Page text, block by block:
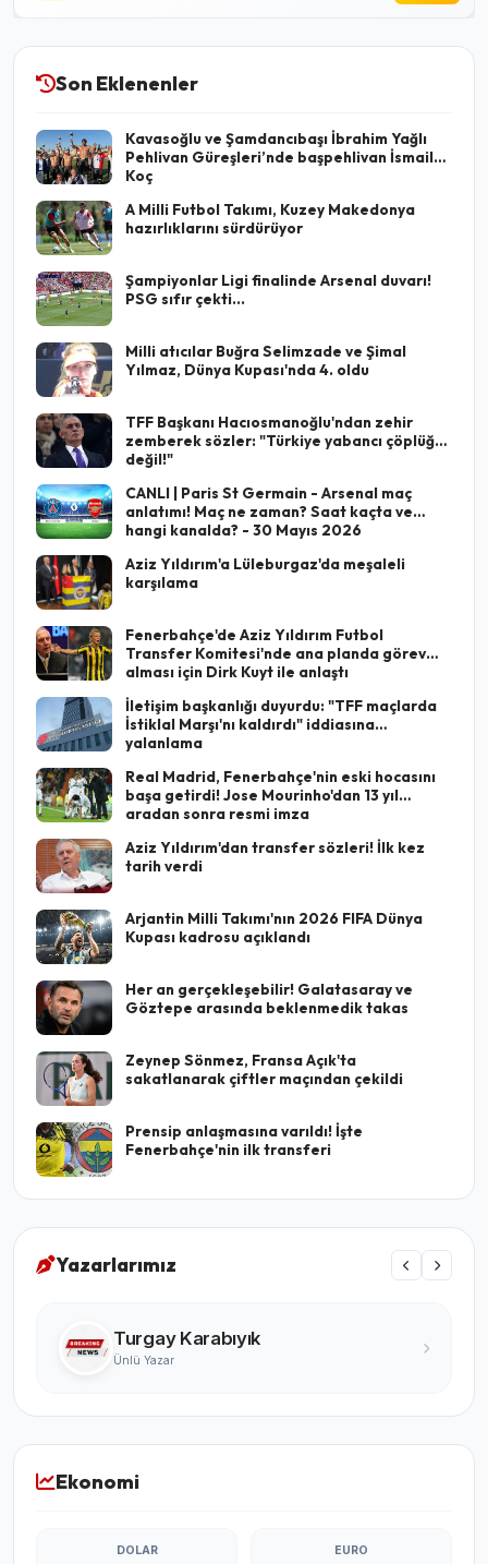
Son Eklenenler
Kavasoğlu ve Şamdancıbaşı İbrahim Yağlı
Pehlivan Güreşleri’nde başpehlivan İsmail
Koç
A Milli Futbol Takımı, Kuzey Makedonya
hazırlıklarını sürdürüyor
Şampiyonlar Ligi finalinde Arsenal duvarı!
PSG sıfır çekti...
Milli atıcılar Buğra Selimzade ve Şimal
Yılmaz, Dünya Kupası'nda 4. oldu
TFF Başkanı Hacıosmanoğlu'ndan zehir
zemberek sözler: "Türkiye yabancı çöplüğü
değil!"
CANLI | Paris St Germain - Arsenal maç
anlatımı! Maç ne zaman? Saat kaçta ve
hangi kanalda? - 30 Mayıs 2026
Aziz Yıldırım'a Lüleburgaz'da meşaleli
karşılama
Fenerbahçe'de Aziz Yıldırım Futbol
Transfer Komitesi'nde ana planda görev
alması için Dirk Kuyt ile anlaştı
İletişim başkanlığı duyurdu: "TFF maçlarda
İstiklal Marşı'nı kaldırdı" iddiasına
yalanlama
Real Madrid, Fenerbahçe'nin eski hocasını
başa getirdi! Jose Mourinho'dan 13 yıl
aradan sonra resmi imza
Aziz Yıldırım'dan transfer sözleri! İlk kez
tarih verdi
Arjantin Milli Takımı'nın 2026 FIFA Dünya
Kupası kadrosu açıklandı
Her an gerçekleşebilir! Galatasaray ve
Göztepe arasında beklenmedik takas
Zeynep Sönmez, Fransa Açık'ta
sakatlanarak çiftler maçından çekildi
Prensip anlaşmasına varıldı! İşte
Fenerbahçe'nin ilk transferi
Yazarlarımız
Turgay Karabıyık
Ünlü Yazar
Ekonomi
DOLAR EURO